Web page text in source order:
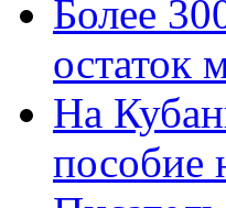
Более
остаток
На
пособие